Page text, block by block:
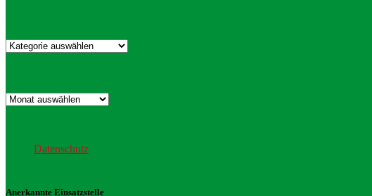
Kategorien
Archiv
Datenschutz
Anerkannte Einsatzstelle